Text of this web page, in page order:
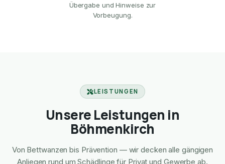
Übergabe und Hinweise zur
Vorbeugung.
LEISTUNGEN
Unsere Leistungen in
Böhmenkirch
Von Bettwanzen bis Prävention — wir decken alle gängigen
Anliegen rund um Schädlinge für Privat und Gewerbe ab.